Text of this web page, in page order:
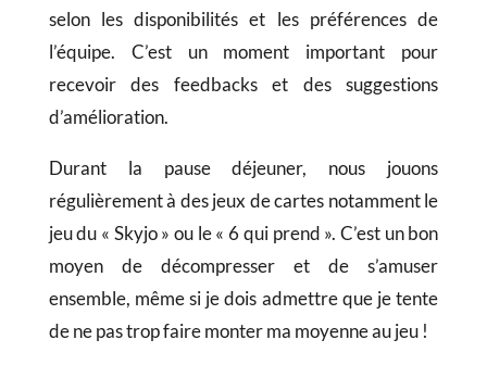
selon les disponibilités et les préférences de
l’équipe. C’est un moment important pour
recevoir des feedbacks et des suggestions
d’amélioration.
Durant la pause déjeuner, nous jouons
régulièrement à des jeux de cartes notamment le
jeu du « Skyjo » ou le « 6 qui prend ». C’est un bon
moyen de décompresser et de s’amuser
ensemble, même si je dois admettre que je tente
de ne pas trop faire monter ma moyenne au jeu !